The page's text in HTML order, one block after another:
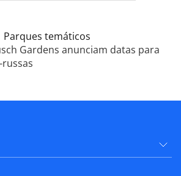
Parques temáticos
Gardens anunciam datas para